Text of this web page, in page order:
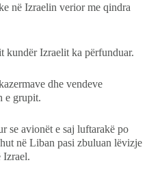
në Izraelin verior me qindra
kundër Izraelit ka përfunduar.
dhe vendeve
e grupit.
se avionët e saj luftarakë po
në Liban pasi zbuluan lëvizje
Izrael.